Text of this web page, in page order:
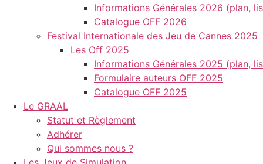
Informations Générales 2026 (plan,
Catalogue OFF 2026
Festival Internationale des Jeu de Cannes 2025
Les Off 2025
Informations Générales 2025 (plan,
Formulaire auteurs OFF 2025
Catalogue OFF 2025
Le GRAAL
Statut et Règlement
Adhérer
Qui sommes nous ?